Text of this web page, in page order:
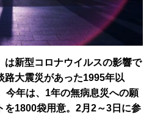
は新型コロナウイルスの影響で
路大震災があった1995年以
今年は、1年の無病息災への願
を1800袋用意。2月2～3日に参